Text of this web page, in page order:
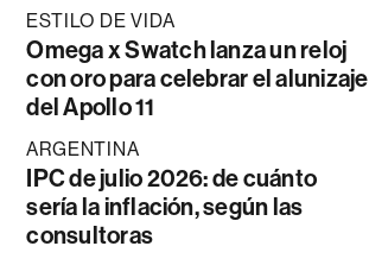
ESTILO DE VIDA
Omega x Swatch lanza un reloj
con oro para celebrar el alunizaje
del Apollo 11
ARGENTINA
IPC de julio 2026: de cuánto
sería la inflación, según las
consultoras